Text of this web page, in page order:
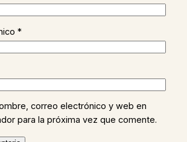
*
correo electrónico y web en
para la próxima vez que comente.